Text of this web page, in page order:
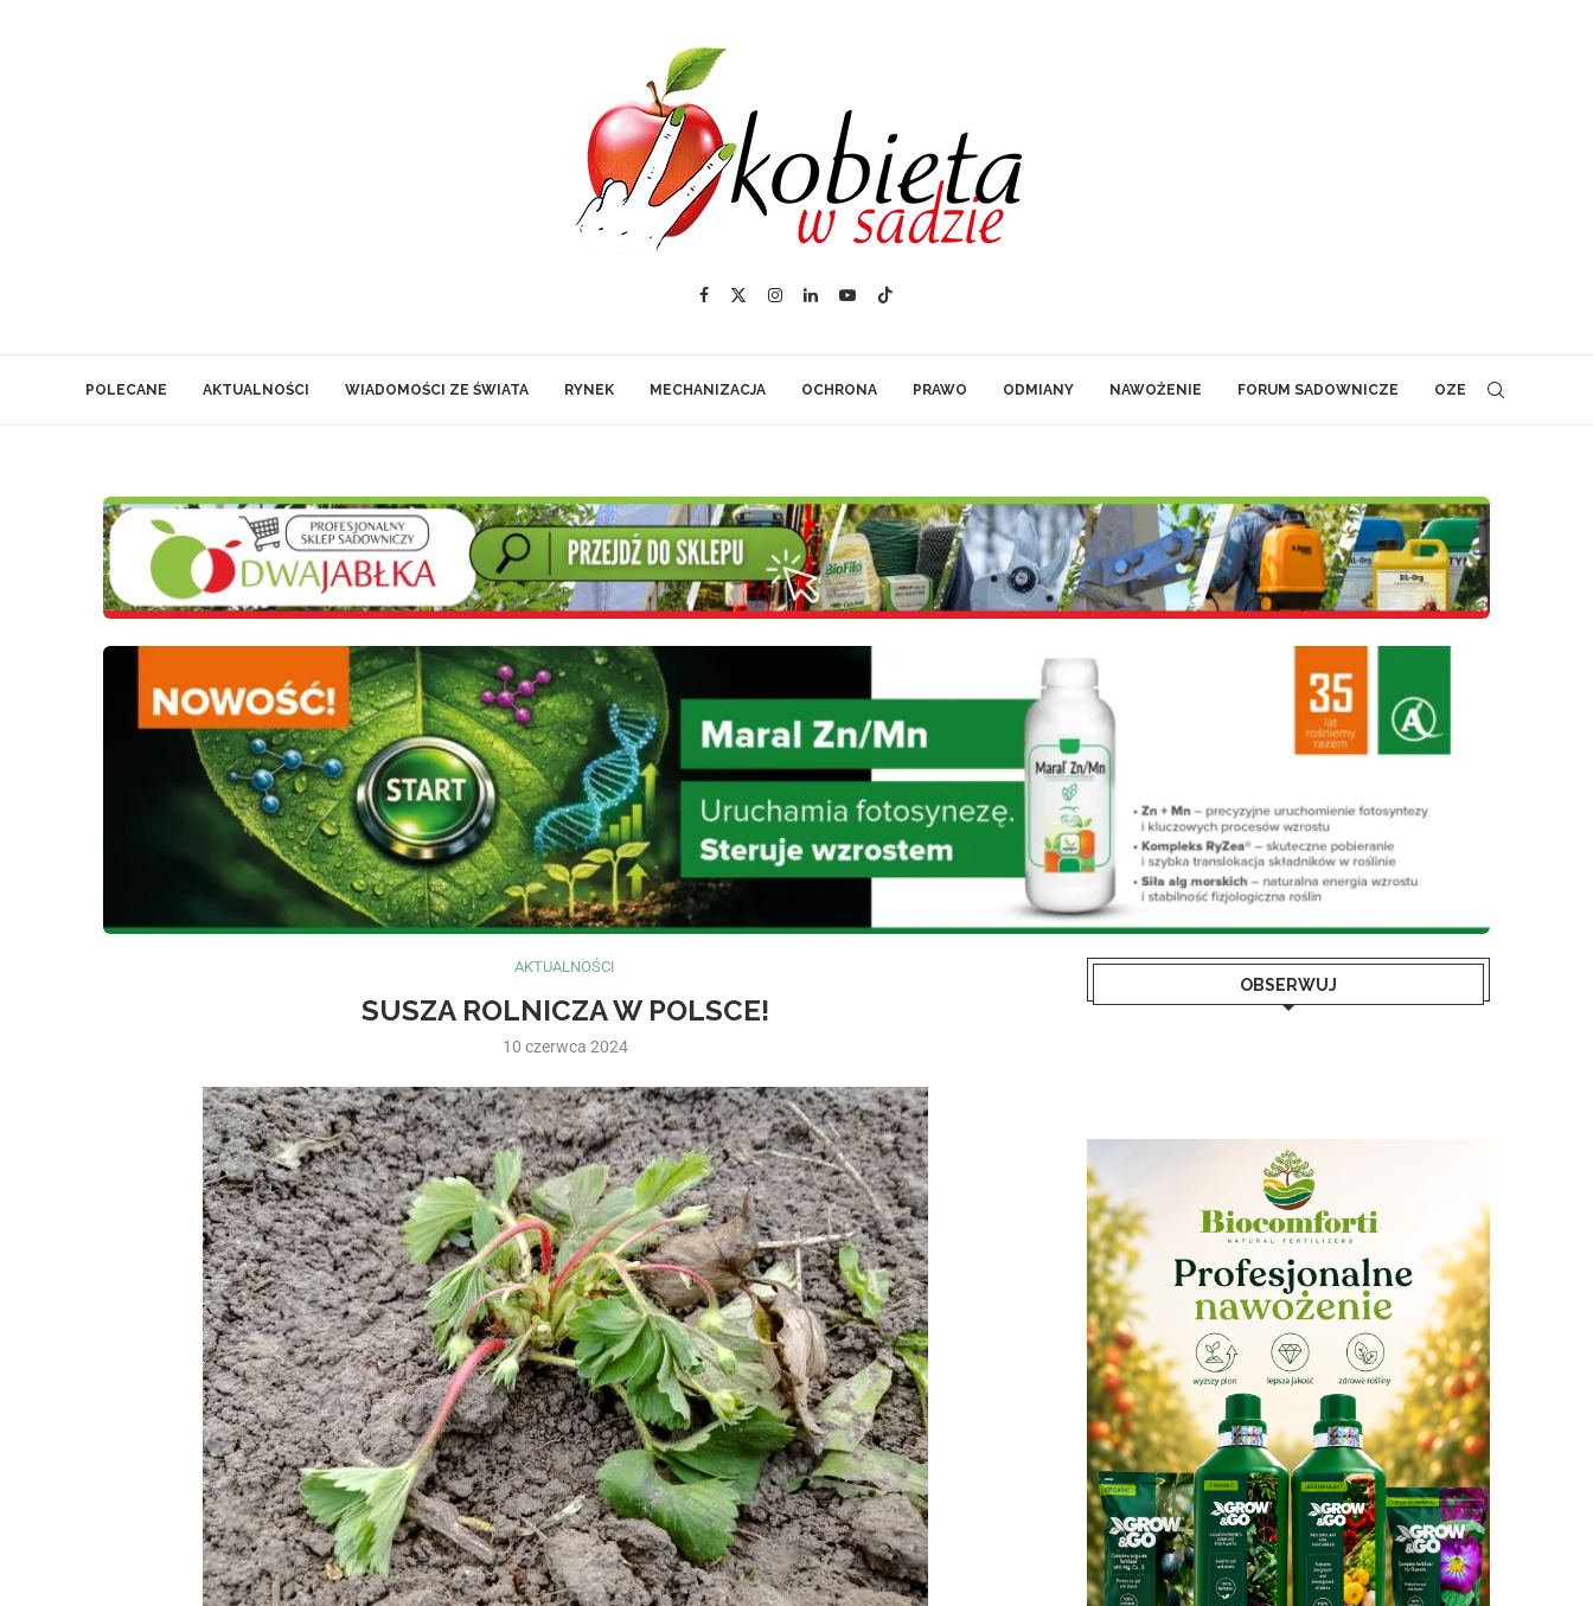
POLECANE AKTUALNOŚCI WIADOMOŚCI ZE ŚWIATA RYNEK MECHANIZACJA OCHRONA PRAWO ODMIANY NAWOŻENIE FORUM SADOWNICZE OZE
AKTUALNOŚCI
SUSZA ROLNICZA W POLSCE!
10 czerwca 2024
OBSERWUJ